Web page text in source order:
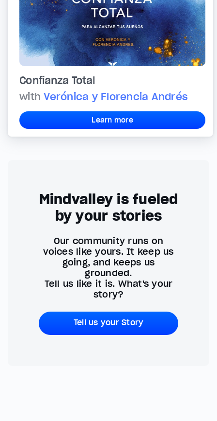
Confianza Total
withVerónica y Florencia Andrés
Learn more
Mindvalley is fueled
by your stories
Our community runs on
voices like yours. It keep us
going, and keeps us
grounded.
Tell us like it is. What's your
story?
Tell us your Story